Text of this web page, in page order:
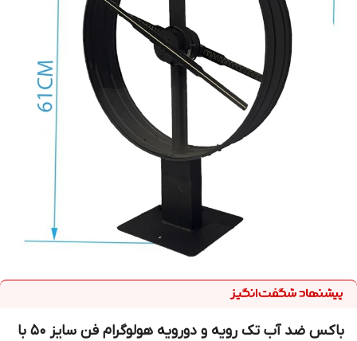
باکس ضد آب تک رویه و دورویه هولوگرام فن سایز 50 با